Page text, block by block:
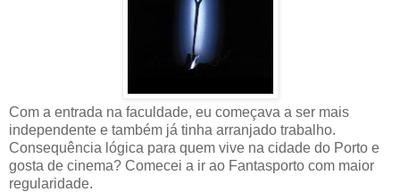
Com a entrada na faculdade, eu começava a ser mais
independente e também já tinha arranjado trabalho.
Consequência lógica para quem vive na cidade do Porto e
gosta de cinema? Comecei a ir ao Fantasporto com maior
regularidade.